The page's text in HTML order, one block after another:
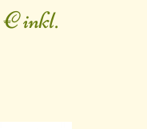
€inkl.